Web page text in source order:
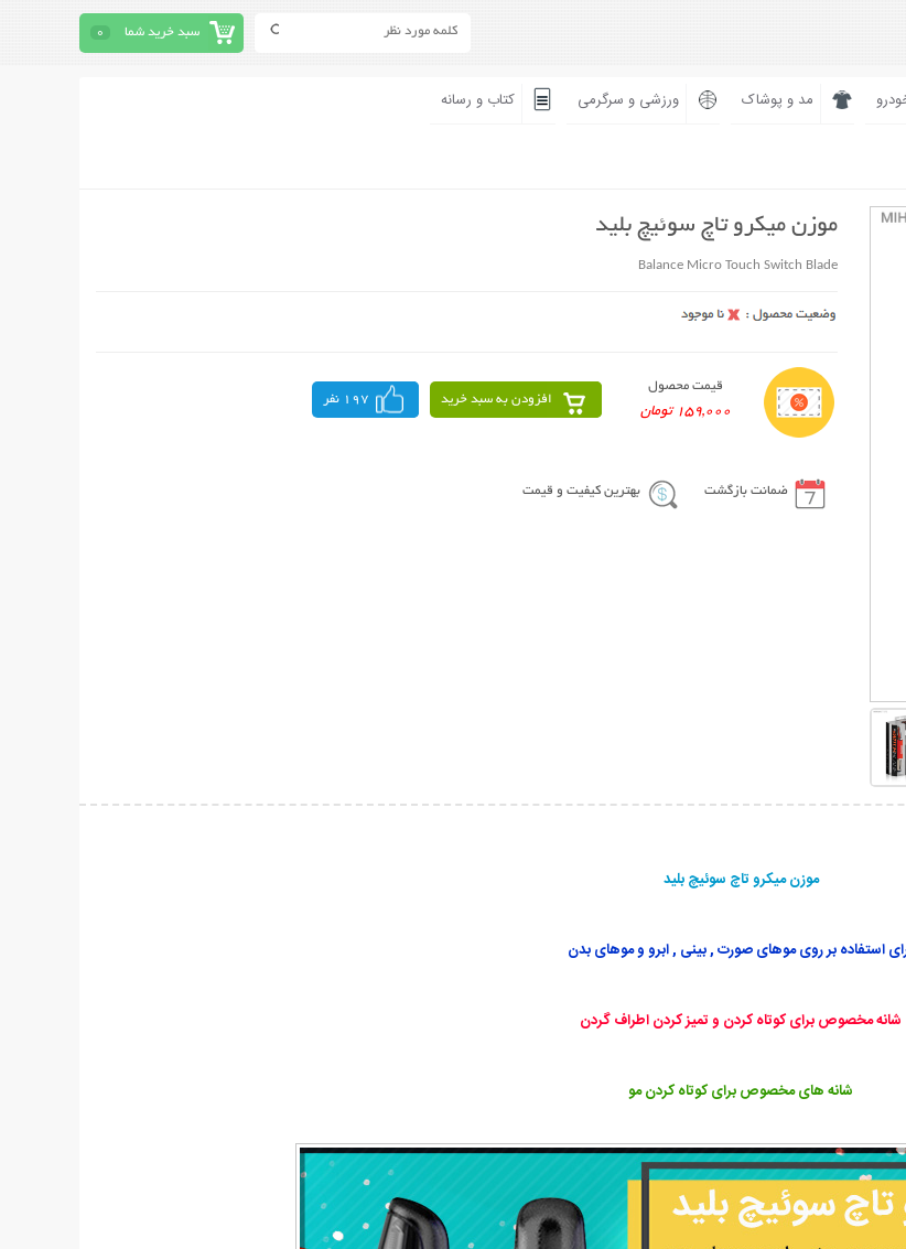
سبد خرید شما 0
مد و پوشاک ورزشی و سرگرمی کتاب و رسانه
موزن میکرو تاچ سوئیچ بلید
Balance Micro Touch Switch Blade
قیمت محصول
159,000 تومان
افزودن به سبد خرید 197 نفر
ضمانت بازگشت بهترین کیفیت و قیمت
موزن میکرو تاچ سوئیچ بلید
استفاده بر روی موهای صورت , بینی , ابرو و موهای بدن
شانه مخصوص برای کوتاه کردن و تمیز کردن اطراف گردن
شانه های مخصوص برای کوتاه کردن مو